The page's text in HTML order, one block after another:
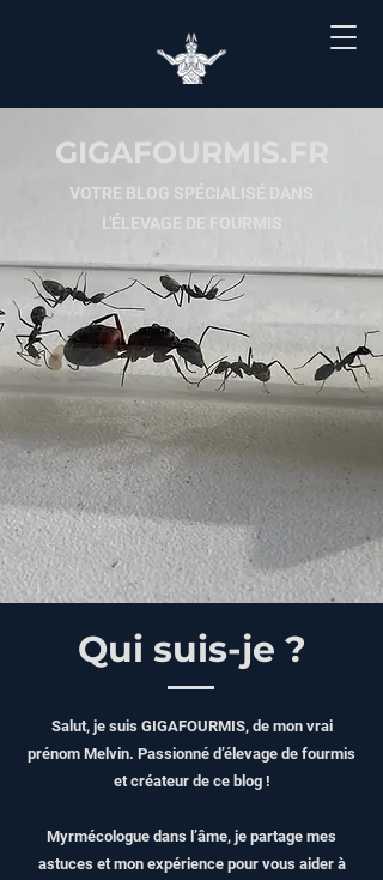
GIGAFOURMIS.FR
VOTRE BLOG SPÉCIALISÉ DANS
L'ÉLEVAGE DE FOURMIS
Qui suis-je ?
Salut, je suis GIGAFOURMIS, de mon vrai
prénom Melvin. Passionné d’élevage de fourmis
et créateur de ce blog !
Myrmécologue dans l’âme, je partage mes
astuces et mon expérience pour vous aider à